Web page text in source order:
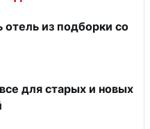
отель из подборки со
для старых и новых